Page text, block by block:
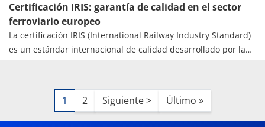
Certificación IRIS: garantía de calidad en el sector
ferroviario europeo
La certificación IRIS (International Railway Industry Standard)
es un estándar internacional de calidad desarrollado por la
ferroviario cumplan con requisitos muy exigentes en cuanto a
gestión, seguridad y fiabilidad.
Paginación
1 2 Siguiente >Siguiente página
Último »Última página